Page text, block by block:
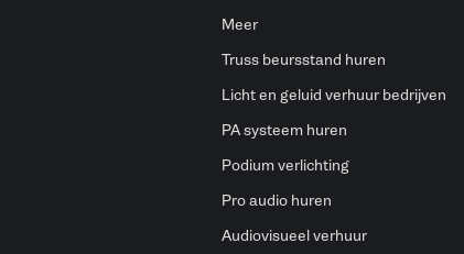
Meer
Truss beursstand huren
Licht en geluid verhuur bedrijven
PA systeem huren
Podium verlichting
Pro audio huren
Audiovisueel verhuur